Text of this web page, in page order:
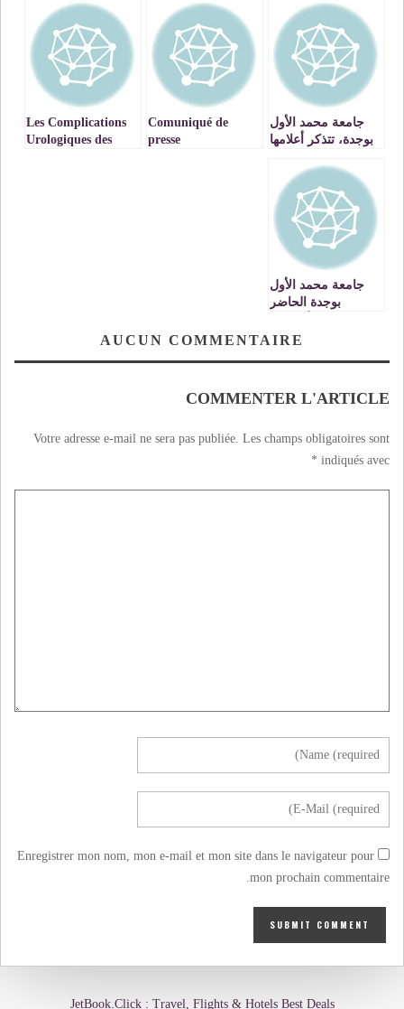
جامعة محمد الأول
بوجدة، تتذكر أعلامها
مع الأستاذ الدكتور:
محمد علي الرباوي
Comuniqué de
presse
Les Complications
Urologiques des
جامعة محمد الأول
بوجدة الحاضر
مؤتمر الأمم المتحدةAUCUN COMMENTAIRE
COMMENTER L'ARTICLE
Votre adresse e-mail ne sera pas publiée. Les champs obligatoires sont
indiqués avec
*
Enregistrer mon nom, mon e-mail et mon site dans le navigateur pour
mon prochain commentaire.
JetBook.Click : Travel, Flights & Hotels Best Deals